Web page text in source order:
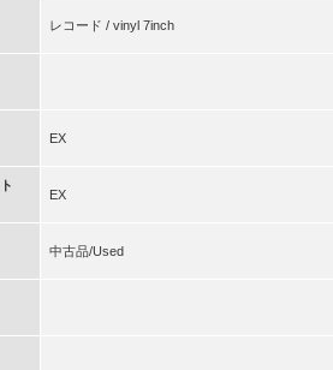
レコード / vinyl 7inch
EX
EX
中古品/Used